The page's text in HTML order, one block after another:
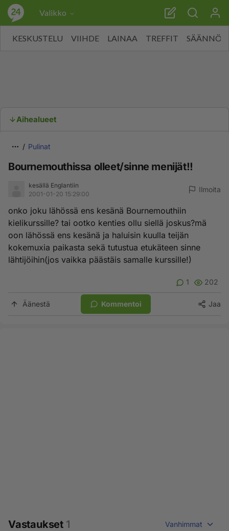
Valikko
KESKUSTELU VIIHDE LAINAA TREFFIT SÄÄNNÖT
Aihealueet
Pulinat
Bournemouthissa olleet/sinne menijät!!
kesällä Englantiin
2001-01-20 15:29:00
Ilmoita
onko joku lähössä ens kesänä Bournemouthiin
kielikurssille? tai ootko kenties ollu siellä joskus?mä
oon lähössä ens kesänä ja haluisin kuulla teijän
kokemuxia paikasta sekä tutustua etukäteen sinne
lähtijöihin(jos vaikka päästäis samalle kurssille!)
1 202
Äänestä Kommentoi Jaa
Vastaukset 1 Vanhimmat